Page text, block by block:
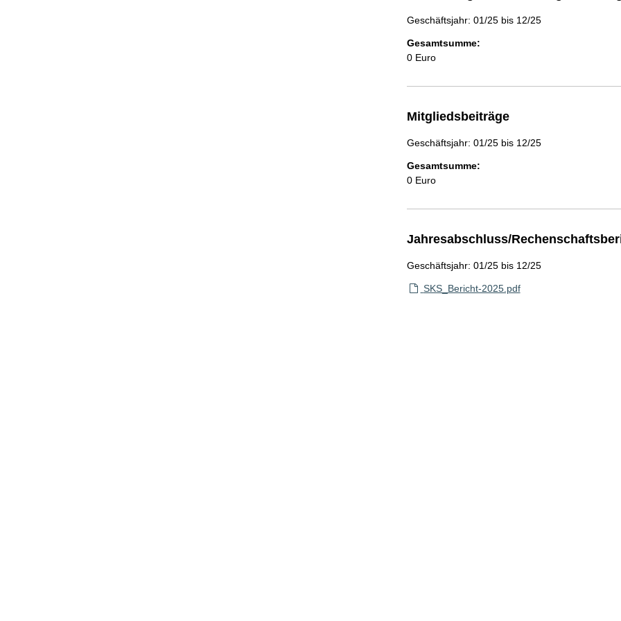
Geschäftsjahr: 01/25 bis 12/25
Gesamtsumme:
0 Euro
Mitgliedsbeiträge
Geschäftsjahr: 01/25 bis 12/25
Gesamtsumme:
0 Euro
Jahresabschluss/
Geschäftsjahr: 01/25 bis 12/25
SKS_Bericht-2025.pdf